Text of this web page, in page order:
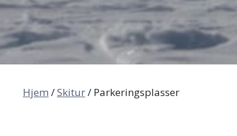
Hjem /Skitur/ Parkeringsplasser